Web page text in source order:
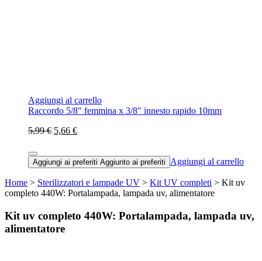
Aggiungi al carrello
Raccordo 5/8" femmina x 3/8" innesto rapido 10mm
5,99 € 5,66 €
Aggiungi ai preferiti Aggiunto ai preferiti Aggiungi al carrello
Home > Sterilizzatori e lampade UV > Kit UV completi > Kit uv
completo 440W: Portalampada, lampada uv, alimentatore
Kit uv completo 440W: Portalampada, lampada uv,
alimentatore